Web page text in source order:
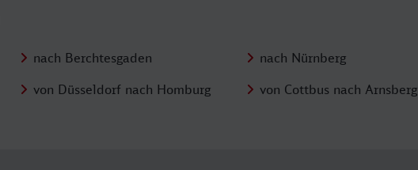
nach Berchtesgaden nach Nürnberg
von Düsseldorf nach Homburg von Cottbus nach Arnsberg